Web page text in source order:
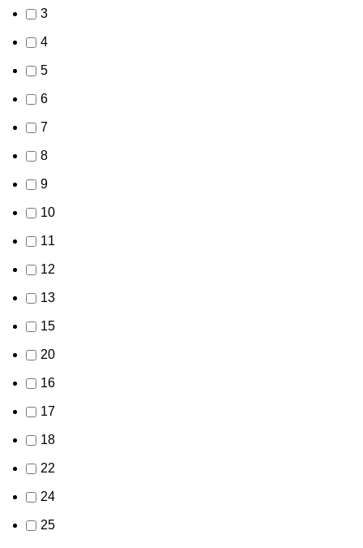
3
4
5
6
7
8
9
10
11
12
13
15
20
16
17
18
22
24
25